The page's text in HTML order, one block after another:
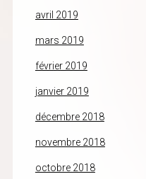
avril 2019
mars 2019
février 2019
janvier 2019
décembre 2018
novembre 2018
octobre 2018